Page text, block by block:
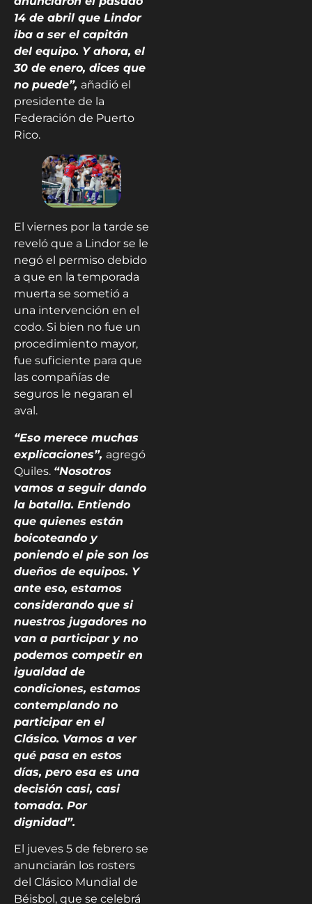
14 de abril que Lindor
iba a ser el capitán
del equipo. Y ahora, el
30 de enero, dices que
no puede”, añadió el
presidente de la
Federación de Puerto
Rico.
El viernes por la tarde se
reveló que a Lindor se le
negó el permiso debido
a que en la temporada
muerta se sometió a
una intervención en el
codo. Si bien no fue un
procedimiento mayor,
fue suficiente para que
las compañías de
seguros le negaran el
aval.
“Eso merece muchas
explicaciones”, agregó
Quiles. “Nosotros
vamos a seguir dando
la batalla. Entiendo
que quienes están
boicoteando y
poniendo el pie son los
dueños de equipos. Y
ante eso, estamos
considerando que si
nuestros jugadores no
van a participar y no
podemos competir en
igualdad de
condiciones, estamos
contemplando no
participar en el
Clásico. Vamos a ver
qué pasa en estos
días, pero esa es una
decisión casi, casi
tomada. Por
dignidad”.
El jueves 5 de febrero se
anunciarán los rosters
del Clásico Mundial de
Béisbol, que se celebrá